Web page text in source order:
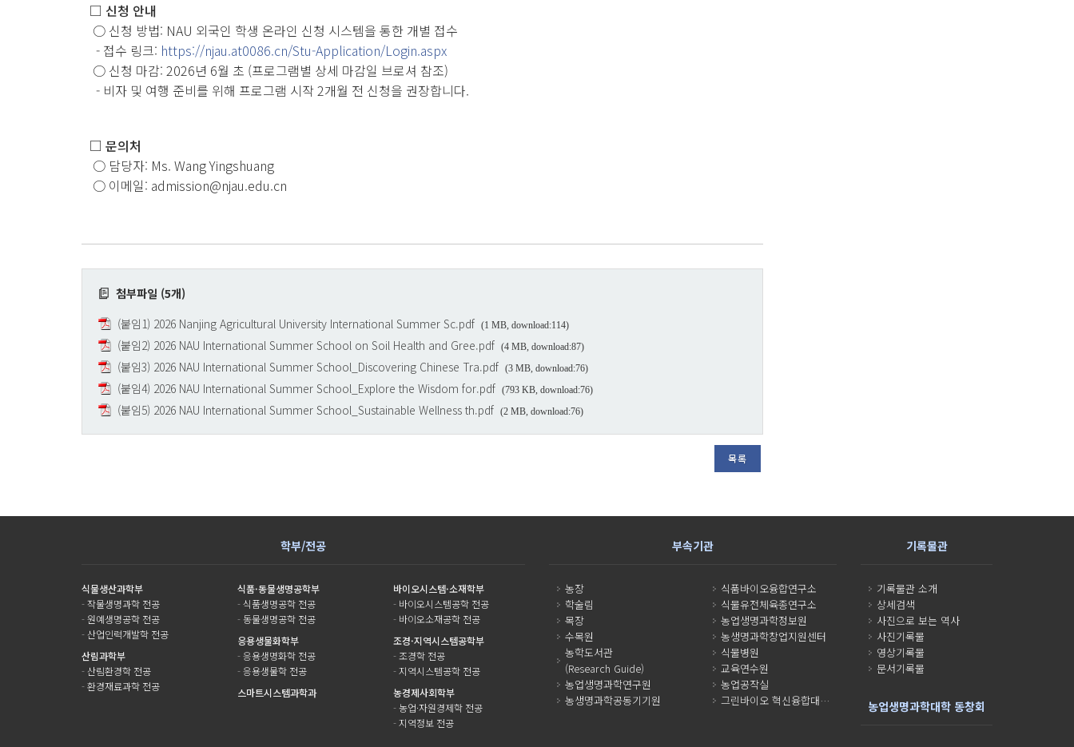
□ 신청 안내
○ 신청 방법: NAU 외국인 학생 온라인 신청 시스템을 통한 개별 접수
- 접수 링크: https://njau.at0086.cn/Stu-Application/Login.aspx
○ 신청 마감: 2026년 6월 초 (프로그램별 상세 마감일 브로셔 참조)
- 비자 및 여행 준비를 위해 프로그램 시작 2개월 전 신청을 권장합니다.
□ 문의처
○ 담당자: Ms. Wang Yingshuang
○ 이메일: admission@njau.edu.cn
첨부파일 (5개)
(붙임1) 2026 Nanjing Agricultural University International Summer Sc.pdf (1 MB, download:114)
(붙임2) 2026 NAU International Summer School on Soil Health and Gree.pdf (4 MB, download:87)
(붙임3) 2026 NAU International Summer School_Discovering Chinese Tra.pdf (3 MB, download:76)
(붙임4) 2026 NAU International Summer School_Explore the Wisdom for.pdf (793 KB, download:76)
(붙임5) 2026 NAU International Summer School_Sustainable Wellness th.pdf (2 MB, download:76)
목록
학부/전공
식물생산과학부
-작물생명과학 전공
-원예생명공학 전공
- 산업인력개발학 전공
산림과학부
- 산림환경학 전공
-환경재료과학 전공
식품·동물생명공학부
-식품생명공학 전공
-동물생명공학 전공
응용생물화학부
-응용생명화학 전공
-응용생물학 전공
스마트시스템과학과
바이오시스템·소재학부
- 바이오시스템공학 전공
- 바이오소재공학 전공
조경·지역시스템공학부
-조경학 전공
-지역시스템공학 전공
농경제사회학부
-농업·자원경제학 전공
-지역정보 전공
부속기관
농장
학술림
목장
수목원
농학도서관
(Research Guide)
농업생명과학연구원
농생명과학공동기기원
식품바이오융합연구소
식물유전체육종연구소
농업생명과학정보원
농생명과학창업지원센터
식물병원
교육연수원
농업공작실
그린바이오 혁신융합대학사업단
기록물관
기록물관 소개
상세검색
사진으로 보는 역사
사진기록물
영상기록물
문서기록물
농업생명과학대학 동창회